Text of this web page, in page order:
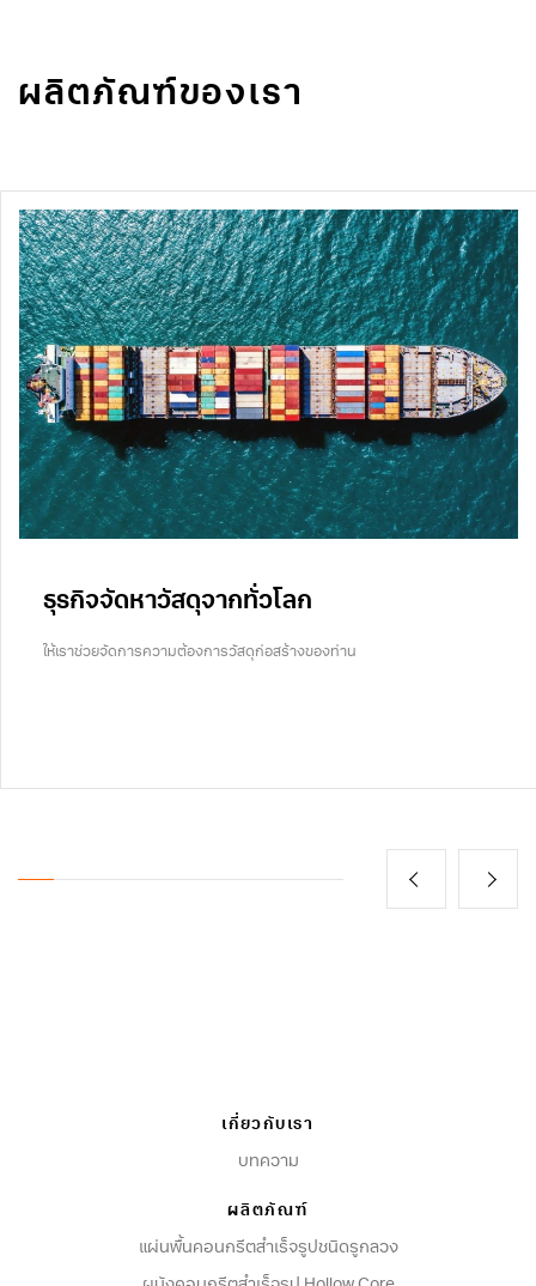
ผลิตภัณฑ์ของเรา
ธุรกิจจัดหาวัสดุจากทั่วโลก
ให้เราช่วยจัดการความต้องการวัสดุก่อสร้างของท่าน
เกี่ยวกับเรา
บทความ
ผลิตภัณฑ์
แผ่นพื้นคอนกรีตสำเร็จรูปชนิดรูกลวง